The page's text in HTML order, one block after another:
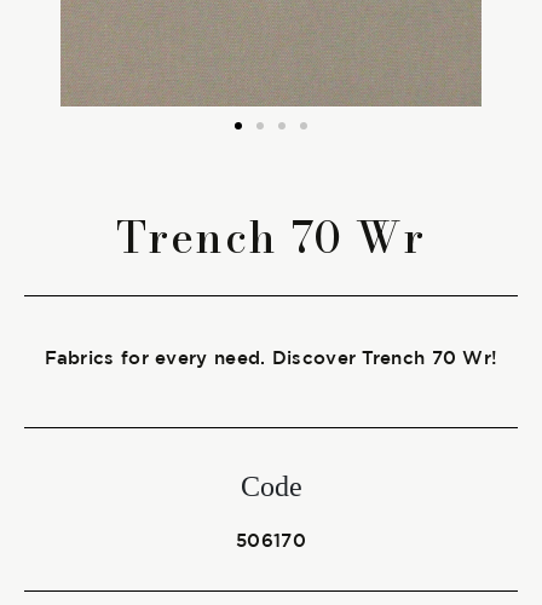
Trench 70 Wr
Fabrics for every need. Discover Trench 70 Wr!
Code
506170
The season Spring/Summer
bunch
SUSTAINABILITY
UpCycle
Certifications
Start together
NEWS